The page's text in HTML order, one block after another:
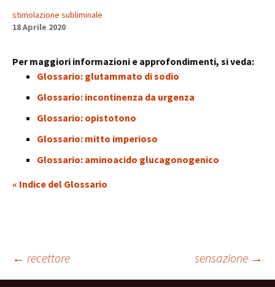
stimolazione subliminale
18 Aprile 2020
Per maggiori informazioni e approfondimenti, si veda:
Glossario: glutammato di sodio
Glossario: incontinenza da urgenza
Glossario: opistotono
Glossario: mitto imperioso
Glossario: aminoacido glucagonogenico
« Indice del Glossario
Navigazione
← recettore sensazione →